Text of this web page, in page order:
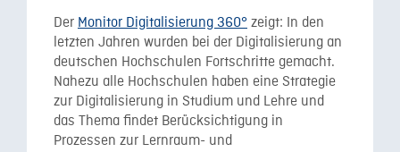
Der Monitor Digitalisierung 360° zeigt: In den
letzten Jahren wurden bei der Digitalisierung an
deutschen Hochschulen Fortschritte gemacht.
Nahezu alle Hochschulen haben eine Strategie
zur Digitalisierung in Studium und Lehre und
das Thema findet Berücksichtigung in
Prozessen zur Lernraum- und